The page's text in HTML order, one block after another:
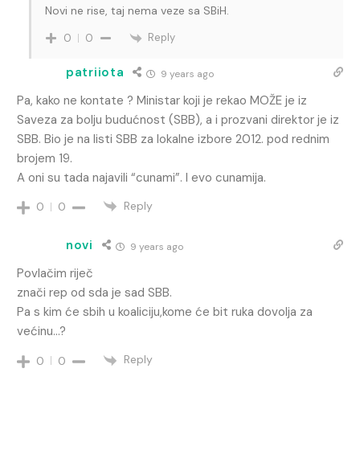
Novi ne rise, taj nema veze sa SBiH.
0 0 Reply
patriiota 9 years ago
Pa, kako ne kontate ? Ministar koji je rekao MOŽE je iz
Saveza za bolju budućnost (SBB), a i prozvani direktor je iz
SBB. Bio je na listi SBB za lokalne izbore 2012. pod rednim
brojem 19.
A oni su tada najavili “cunami”. I evo cunamija.
0 0 Reply
novi 9 years ago
Povlačim riječ
znači rep od sda je sad SBB.
Pa s kim će sbih u koaliciju,kome će bit ruka dovolja za
većinu…?
0 0 Reply